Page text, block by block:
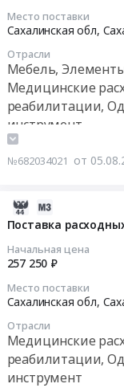
Место поставки
Сахалинская обл,
Отрасли
Мебель,
Медицинские
реабилитации,
инструмент
№682034021 от
Поставка
Начальная цена
257 250 ₽
Место поставки
Сахалинская обл,
Отрасли
Медицинские
реабилитации,
инструмент